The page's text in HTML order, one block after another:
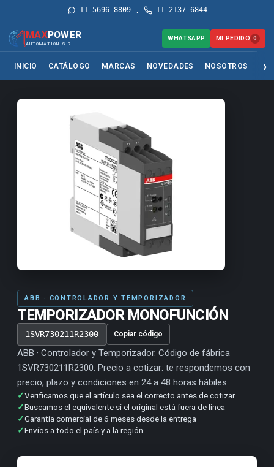
11 5696-8809· 11 2137-6844
MAXPOWER
AUTOMATION S.R.L.
INICIO CATÁLOGO MARCAS NOVEDADES NOSOTROS
WHATSAPP MI PEDIDO 0
ABB · CONTROLADOR Y TEMPORIZADOR
TEMPORIZADOR MONOFUNCIÓN
1SVR730211R2300 Copiar código
ABB · Controlador y Temporizador. Código de fábrica
1SVR730211R2300. Precio a cotizar: te respondemos con
precio, plazo y condiciones en 24 a 48 horas hábiles.
✓Verificamos que el artículo sea el correcto antes de cotizar
✓Buscamos el equivalente si el original está fuera de línea
✓Garantía comercial de 6 meses desde la entrega
✓Envíos a todo el país y a la región